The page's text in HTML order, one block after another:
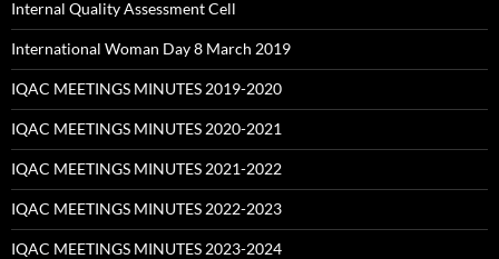
Internal Quality Assessment Cell
International Woman Day 8 March 2019
IQAC MEETINGS MINUTES 2019-2020
IQAC MEETINGS MINUTES 2020-2021
IQAC MEETINGS MINUTES 2021-2022
IQAC MEETINGS MINUTES 2022-2023
IQAC MEETINGS MINUTES 2023-2024